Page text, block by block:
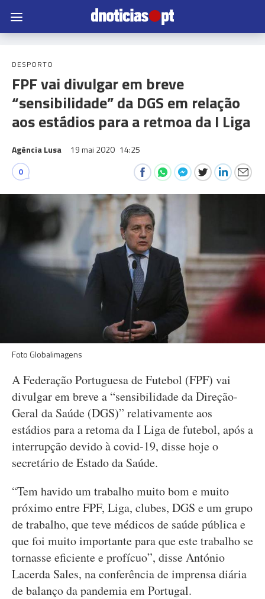
DESPORTO
FPF vai divulgar em breve
“sensibilidade” da DGS em relação
aos estádios para a retmoa da I Liga
Agência Lusa 19 mai 2020 14:25
0
Foto Globalimagens
A Federação Portuguesa de Futebol (FPF) vai
divulgar em breve a “sensibilidade da Direção-
Geral da Saúde (DGS)” relativamente aos
estádios para a retoma da I Liga de futebol, após a
interrupção devido à covid-19, disse hoje o
secretário de Estado da Saúde.
“Tem havido um trabalho muito bom e muito
próximo entre FPF, Liga, clubes, DGS e um grupo
de trabalho, que teve médicos de saúde pública e
que foi muito importante para que este trabalho se
tornasse eficiente e profícuo”, disse António
Lacerda Sales, na conferência de imprensa diária
de balanço da pandemia em Portugal.